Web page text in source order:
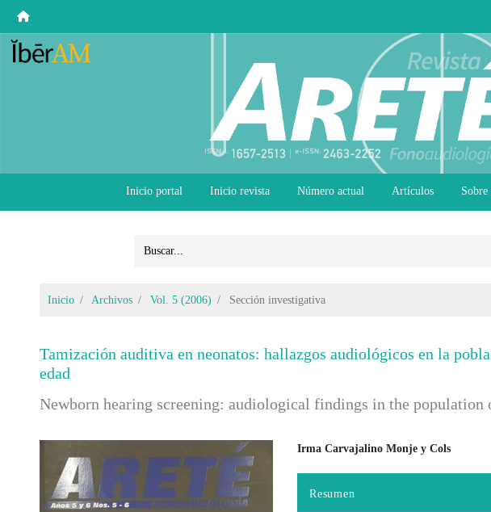
Inicio portal Inicio revista Número actual Artículos
Inicio Archivos Vol. 5 (2006) Sección investigativa
Tamización auditiva en neonatos: hallazgos audiológicos en la
edad
Newborn hearing screening: audiological findings in the
Barra lateral del artículo Contenido principal del
Irma Carvajalino Monje y Cols
Resumen